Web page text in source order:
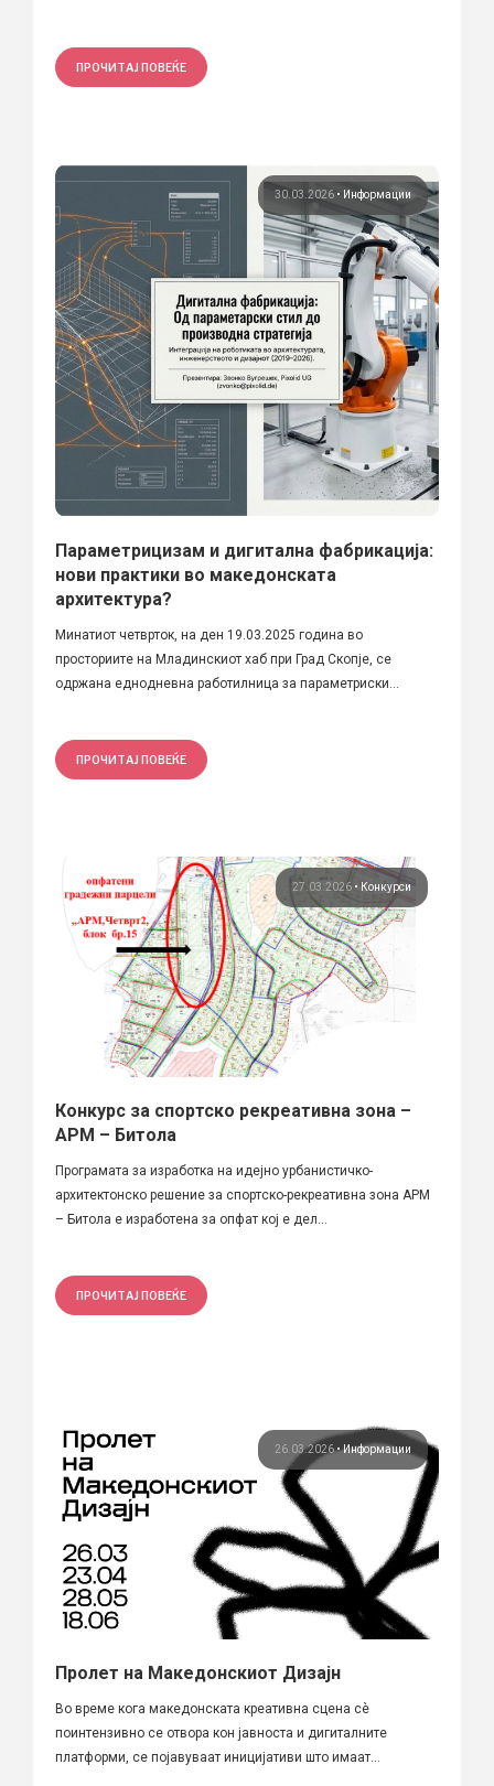
ПРОЧИТАЈ ПОВЕЌЕ
30.03.2026 • Информации
Параметрицизам и дигитална фабрикација:
нови практики во македонската
архитектура?
Минатиот четврток, на ден 19.03.2025 година во
просториите на Младинскиот хаб при Град Скопје, се
одржана еднодневна работилница за параметриски...
ПРОЧИТАЈ ПОВЕЌЕ
27.03.2026 • Конкурси
Конкурс за спортско рекреативна зона –
АРМ – Битола
Програмата за изработка на идејно урбанистичко-
архитектонско решение за спортско-рекреативна зона АРМ
– Битола е изработена за опфат кој е дел...
ПРОЧИТАЈ ПОВЕЌЕ
26.03.2026•Информации
Пролет на Македонскиот Дизајн
Во време кога македонската креативна сцена сè
поинтензивно се отвора кон јавноста и дигиталните
платформи, се појавуваат иницијативи што имаат...